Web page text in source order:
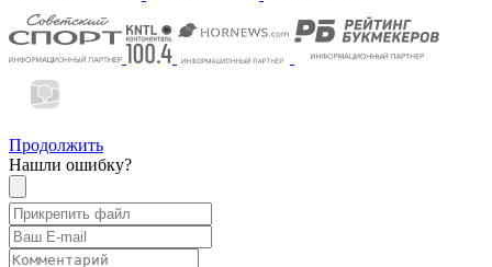
Продолжить
Нашли ошибку?